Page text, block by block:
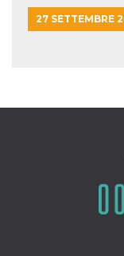
27 SETTEMBRE